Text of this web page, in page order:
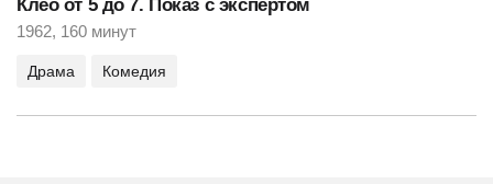
Клео от 5 до 7. Показ с экспертом
1962, 160 минут
Драма Комедия